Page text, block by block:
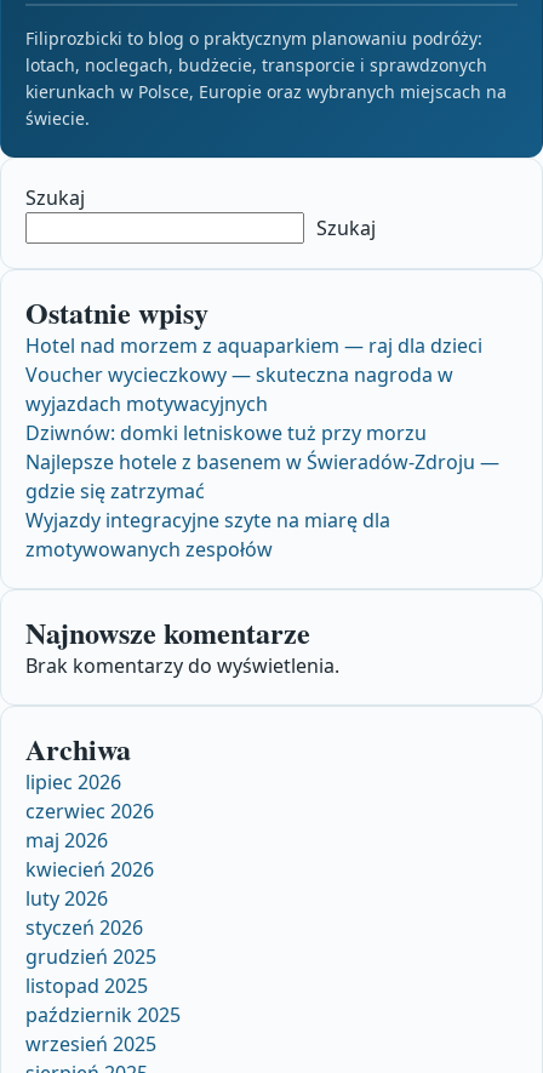
Filiprozbicki to blog o praktycznym planowaniu podróży:
lotach, noclegach, budżecie, transporcie i sprawdzonych
kierunkach w Polsce, Europie oraz wybranych miejscach na
świecie.
Szukaj
Szukaj
Ostatnie wpisy
Hotel nad morzem z aquaparkiem — raj dla dzieci
Voucher wycieczkowy — skuteczna nagroda w
wyjazdach motywacyjnych
Dziwnów: domki letniskowe tuż przy morzu
Najlepsze hotele z basenem w Świeradów‑Zdroju —
gdzie się zatrzymać
Wyjazdy integracyjne szyte na miarę dla
zmotywowanych zespołów
Najnowsze komentarze
Brak komentarzy do wyświetlenia.
Archiwa
lipiec 2026
czerwiec 2026
maj 2026
kwiecień 2026
luty 2026
styczeń 2026
grudzień 2025
listopad 2025
październik 2025
wrzesień 2025